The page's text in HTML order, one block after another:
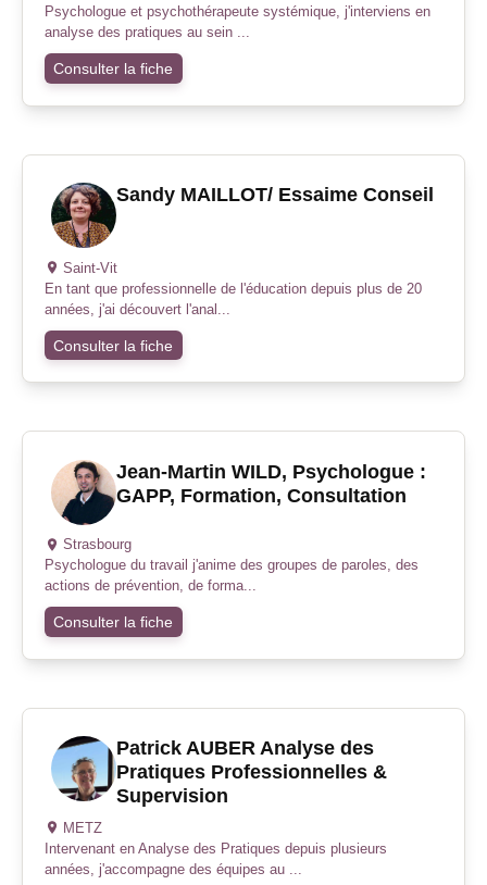
Psychologue et psychothérapeute systémique, j'interviens en
analyse des pratiques au sein ...
Consulter la fiche
Sandy MAILLOT/ Essaime Conseil
Saint-Vit
En tant que professionnelle de l'éducation depuis plus de 20
années, j'ai découvert l'anal...
Consulter la fiche
Jean-Martin WILD, Psychologue :
GAPP, Formation, Consultation
Strasbourg
Psychologue du travail j'anime des groupes de paroles, des
actions de prévention, de forma...
Consulter la fiche
Patrick AUBER Analyse des
Pratiques Professionnelles &
Supervision
METZ
Intervenant en Analyse des Pratiques depuis plusieurs
années, j'accompagne des équipes au ...